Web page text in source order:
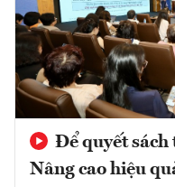
Để quyết
Nâng cao hiệu